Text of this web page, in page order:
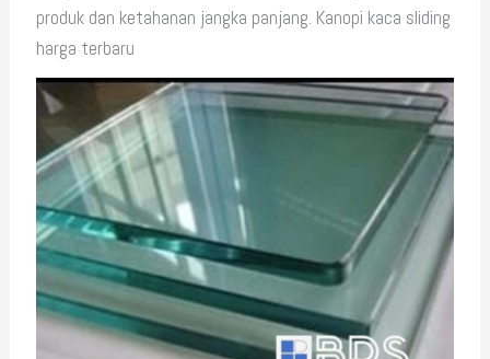
produk dan ketahanan jangka panjang. Kanopi kaca sliding
harga terbaru